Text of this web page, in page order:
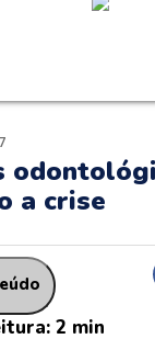
a crise